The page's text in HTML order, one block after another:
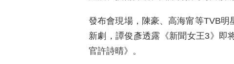
發布會現場，陳豪、高海甯等TVB
新劇，譚俊彥透露《新聞女王3》即
官許詩晴》。